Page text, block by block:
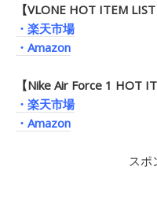
【VLONE HOT ITEM LIST
・楽天市場
・Amazon
【Nike Air Force 1 HOT
・楽天市場
・Amazon
スポ